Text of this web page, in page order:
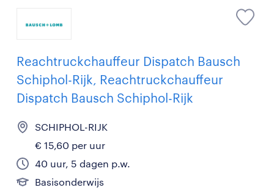
Reachtruckchauffeur Dispatch Bausch
Schiphol-Rijk, Reachtruckchauffeur
Dispatch Bausch Schiphol-Rijk
SCHIPHOL-RIJK
€ 15,60 per uur
40 uur, 5 dagen p.w.
Basisonderwijs